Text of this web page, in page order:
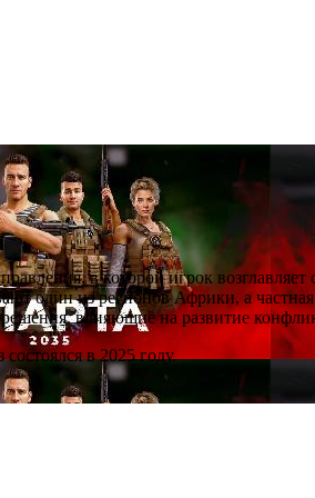
в которой игрок
один из регионов Африки, а
решения, влияющие на развитие
состоялся в 2025 году.